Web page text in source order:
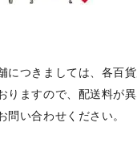
につきましては、各百
りますので、配送料が
問い合わせください。